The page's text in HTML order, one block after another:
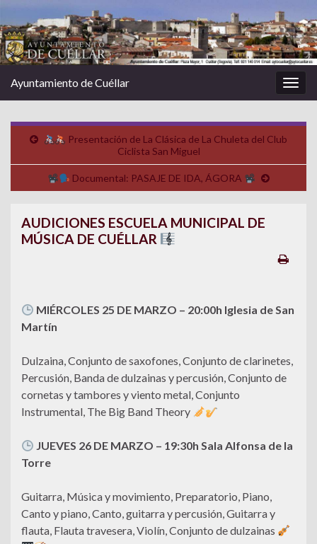
la
Ayuntamiento de Cuéllar
Presentación de La Clásica de La Chuleta del Club
Ciclista San Miguel
Documental: PASAJE DE IDA, ÁGORA
AUDICIONES ESCUELA MUNICIPAL DE
MÚSICA DE CUÉLLAR
MIÉRCOLES 25 DE MARZO – 20:00h Iglesia de San
Martín
Dulzaina, Conjunto de saxofones, Conjunto de clarinetes,
Percusión, Banda de dulzainas y percusión, Conjunto de
cornetas y tambores y viento metal, Conjunto
Instrumental, The Big Band Theory
JUEVES 26 DE MARZO – 19:30h Sala Alfonsa de la
Torre
Guitarra, Música y movimiento, Preparatorio, Piano,
Canto y piano, Canto, guitarra y percusión, Guitarra y
flauta, Flauta travesera, Violín, Conjunto de dulzainas